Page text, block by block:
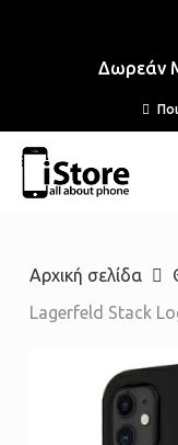
Δωρεάν
Αρχική σελίδα
Lagerfeld Stack